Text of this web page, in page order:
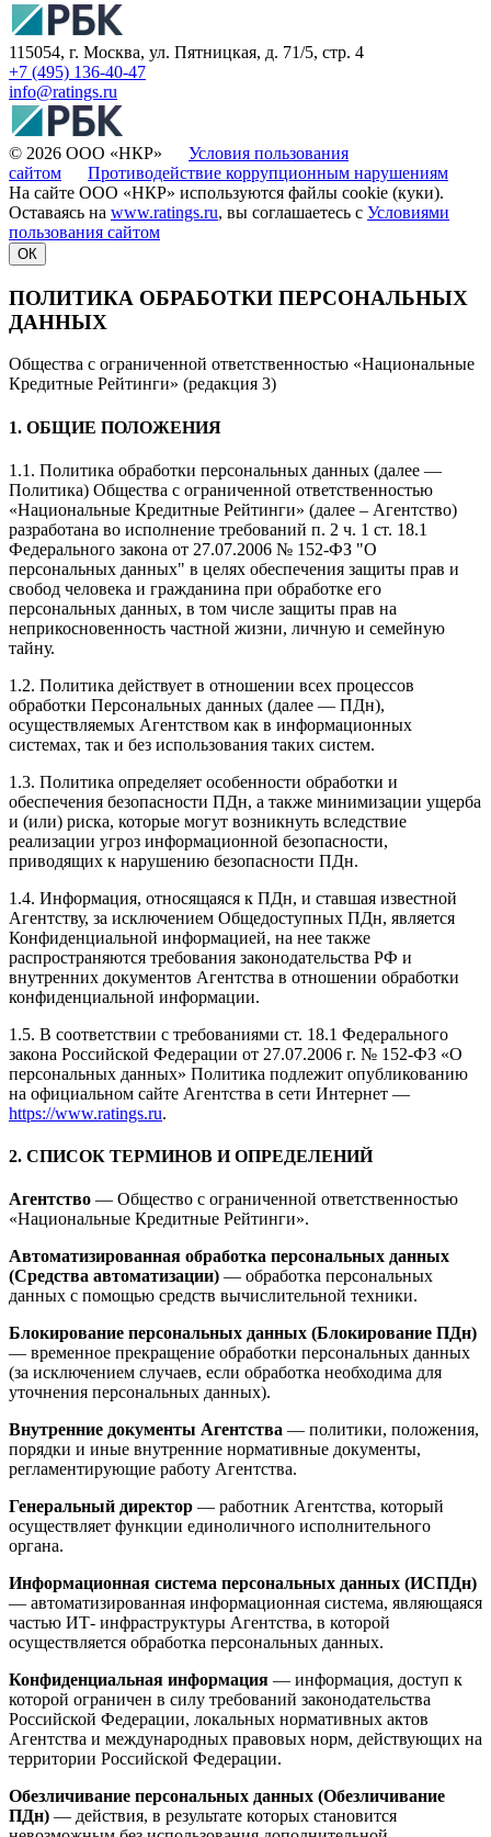
115054, г. Москва, ул. Пятницкая, д. 71/5, стр. 4
+7 (495) 136-40-47
info@ratings.ru
© 2026 ООО «НКР» Условия пользования
сайтом
Противодействие коррупционным нарушениям
На сайте ООО «НКР» используются файлы cookie (куки).
Оставаясь на www.ratings.ru, вы соглашаетесь с Условиями
пользования сайтом
ОК
ПОЛИТИКА ОБРАБОТКИ ПЕРСОНАЛЬНЫХ
ДАННЫХ
Общества с ограниченной ответственностью «Национальные
Кредитные Рейтинги» (редакция 3)
1. ОБЩИЕ ПОЛОЖЕНИЯ
1.1. Политика обработки персональных данных (далее —
Политика) Общества с ограниченной ответственностью
«Национальные Кредитные Рейтинги» (далее – Агентство)
разработана во исполнение требований п. 2 ч. 1 ст. 18.1
Федерального закона от 27.07.2006 № 152-ФЗ "О
персональных данных" в целях обеспечения защиты прав и
свобод человека и гражданина при обработке его
персональных данных, в том числе защиты прав на
неприкосновенность частной жизни, личную и семейную
тайну.
1.2. Политика действует в отношении всех процессов
обработки Персональных данных (далее — ПДн),
осуществляемых Агентством как в информационных
системах, так и без использования таких систем.
1.3. Политика определяет особенности обработки и
обеспечения безопасности ПДн, а также минимизации ущерба
и (или) риска, которые могут возникнуть вследствие
реализации угроз информационной безопасности,
приводящих к нарушению безопасности ПДн.
1.4. Информация, относящаяся к ПДн, и ставшая известной
Агентству, за исключением Общедоступных ПДн, является
Конфиденциальной информацией, на нее также
распространяются требования законодательства РФ и
внутренних документов Агентства в отношении обработки
конфиденциальной информации.
1.5. В соответствии с требованиями ст. 18.1 Федерального
закона Российской Федерации от 27.07.2006 г. № 152-ФЗ «О
персональных данных» Политика подлежит опубликованию
на официальном сайте Агентства в сети Интернет —
https://www.ratings.ru.
2. СПИСОК ТЕРМИНОВ И ОПРЕДЕЛЕНИЙ
Агентство — Общество с ограниченной ответственностью
«Национальные Кредитные Рейтинги».
Автоматизированная обработка персональных данных
(Средства автоматизации) — обработка персональных
данных с помощью средств вычислительной техники.
Блокирование персональных данных (Блокирование ПДн)
— временное прекращение обработки персональных данных
(за исключением случаев, если обработка необходима для
уточнения персональных данных).
Внутренние документы Агентства — политики, положения,
порядки и иные внутренние нормативные документы,
регламентирующие работу Агентства.
Генеральный директор — работник Агентства, который
осуществляет функции единоличного исполнительного
органа.
Информационная система персональных данных (ИСПДн)
— автоматизированная информационная система, являющаяся
частью ИТ- инфраструктуры Агентства, в которой
осуществляется обработка персональных данных.
Конфиденциальная информация — информация, доступ к
которой ограничен в силу требований законодательства
Российской Федерации, локальных нормативных актов
Агентства и международных правовых норм, действующих на
территории Российской Федерации.
Обезличивание персональных данных (Обезличивание
ПДн) — действия, в результате которых становится